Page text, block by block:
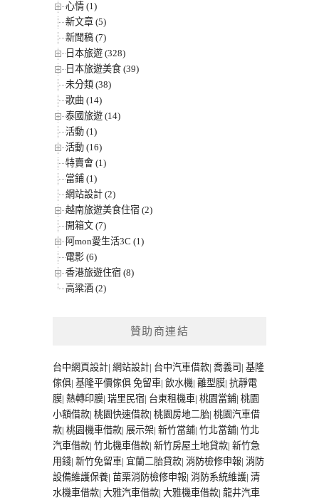
心情 (1)
新文章 (5)
新聞稿 (7)
日本旅遊 (328)
日本旅遊美食 (39)
未分類 (38)
歌曲 (14)
泰國旅遊 (14)
活動 (1)
活動 (16)
特賣會 (1)
當鋪 (1)
網站設計 (2)
越南旅遊美食住宿 (2)
開箱文 (7)
阿mon愛生活3C (1)
電影 (6)
香港旅遊住宿 (8)
高粱酒 (2)
贊助商連結
台中網頁設計| 網站設計| 台中汽車借款| 喬義司 | 基隆
傢俱| 基隆平價傢俱 免留車| 飲水機| 離型膜| 抗靜電
膜| 熱轉印膜| 瑞里民宿| 台東租機車| 桃園當鋪| 桃園
小額借款| 桃園快速借款| 桃園房地二胎| 桃園汽車借
款| 桃園機車借款| 展示架| 新竹當舖| 竹北當舖| 竹北
汽車借款| 竹北機車借款| 新竹房屋土地貸款| 新竹急
用錢| 新竹免留車| 宜蘭二胎貸款| 消防檢修申報| 消防
設備維護保養| 苗栗消防檢修申報| 消防系統維護| 清
水機車借款| 大雅汽車借款| 大雅機車借款| 龍井汽車